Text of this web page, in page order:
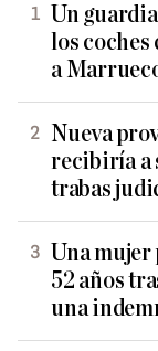
Un
los coches
a
Nueva
recibiría a
trabas
Una mujer
52 años
una